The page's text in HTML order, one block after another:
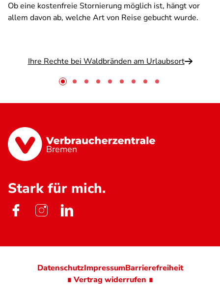
Ob eine kostenfreie Stornierung möglich ist, hängt vor
allem davon ab, welche Art von Reise gebucht wurde.
Ihre Rechte bei Waldbränden am Urlaubsort
Bremen
Stark für mich.
DatenschutzImpressumBarrierefreiheit
∎ Vertrag widerrufen ∎